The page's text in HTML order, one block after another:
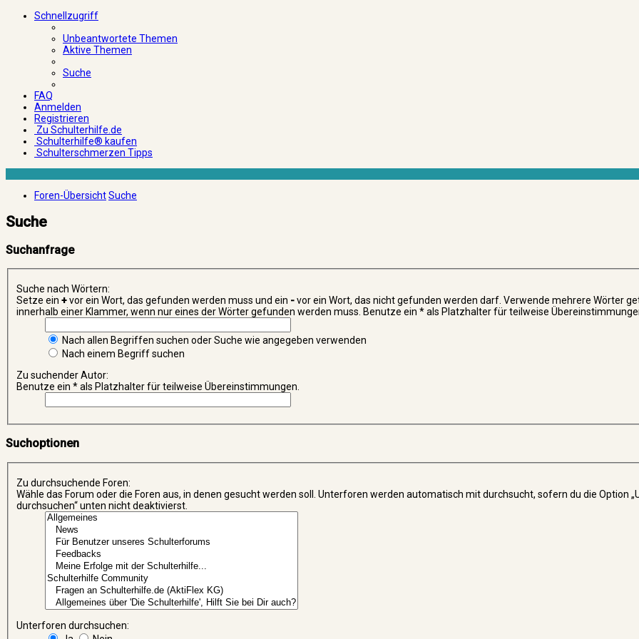
Schnellzugriff
Unbeantwortete Themen
Aktive Themen
Suche
FAQ
Anmelden
Registrieren
Zu Schulterhilfe.de
Schulterhilfe® kaufen
Schulterschmerzen Tipps
Foren-ÜbersichtSuche
Suche
Suchanfrage
Suche nach Wörtern:
Setze ein +vor ein Wort, das gefunden werden muss und ein -vor ein Wort, das nicht gefunden werden darf. Verwende mehrere Wörter
innerhalb einer Klammer, wenn nur eines der Wörter gefunden werden muss. Benutze ein * als Platzhalter für teilweise
Nach allen Begriffen suchen oder Suche wie angegeben verwenden
Nach einem Begriff suchen
Zu suchender Autor:
Benutze ein * als Platzhalter für teilweise Übereinstimmungen.
Suchoptionen
Zu durchsuchende Foren:
Wähle das Forum oder die Foren aus, in denen gesucht werden soll. Unterforen werden automatisch mit durchsucht, sofern du die Option
durchsuchen“ unten nicht deaktivierst.
Unterforen durchsuchen: